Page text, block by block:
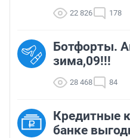
22 826 178
Ботфорты.
зима,09!!!
28 468 84
Кредитные
банке